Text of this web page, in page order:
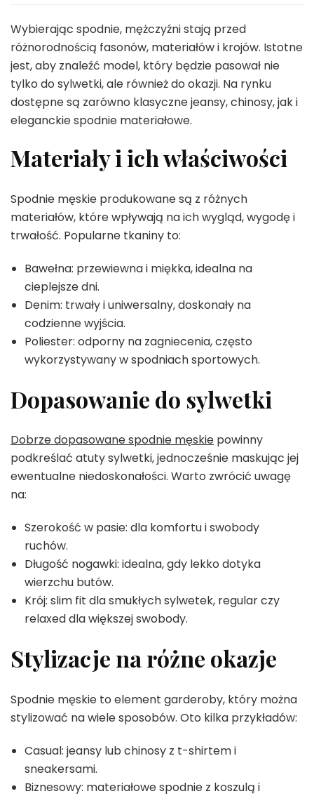
Wybierając spodnie, mężczyźni stają przed
różnorodnością fasonów, materiałów i krojów. Istotne
jest, aby znaleźć model, który będzie pasował nie
tylko do sylwetki, ale również do okazji. Na rynku
dostępne są zarówno klasyczne jeansy, chinosy, jak i
eleganckie spodnie materiałowe.
Materiały i ich właściwości
Spodnie męskie produkowane są z różnych
materiałów, które wpływają na ich wygląd, wygodę i
trwałość. Popularne tkaniny to:
Bawełna: przewiewna i miękka, idealna na
cieplejsze dni.
Denim: trwały i uniwersalny, doskonały na
codzienne wyjścia.
Poliester: odporny na zagniecenia, często
wykorzystywany w spodniach sportowych.
Dopasowanie do sylwetki
Dobrze dopasowane spodnie męskie powinny
podkreślać atuty sylwetki, jednocześnie maskując jej
ewentualne niedoskonałości. Warto zwrócić uwagę
na:
Szerokość w pasie: dla komfortu i swobody
ruchów.
Długość nogawki: idealna, gdy lekko dotyka
wierzchu butów.
Krój: slim fit dla smukłych sylwetek, regular czy
relaxed dla większej swobody.
Stylizacje na różne okazje
Spodnie męskie to element garderoby, który można
stylizować na wiele sposobów. Oto kilka przykładów:
Casual: jeansy lub chinosy z t-shirtem i
sneakersami.
Biznesowy: materiałowe spodnie z koszulą i